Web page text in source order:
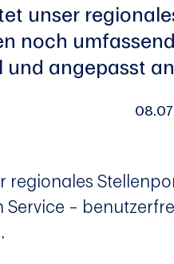
unser
noch
und angepasst
regionales
–